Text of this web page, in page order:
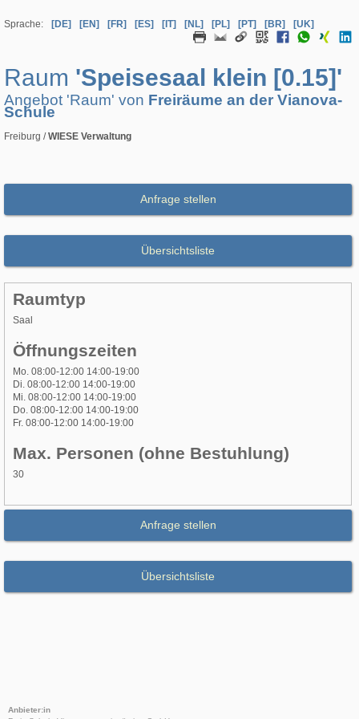
Sprache: [DE] [EN] [FR] [ES] [IT] [NL] [PL] [PT] [BR] [UK]
Raum 'Speisesaal klein [0.15]'
Angebot 'Raum' von Freiräume an der Vianova-
Schule
Freiburg /WIESE Verwaltung
Anfrage stellen
Übersichtsliste
Raumtyp
Saal
Öffnungszeiten
Mo. 08:00-12:00 14:00-19:00
Di. 08:00-12:00 14:00-19:00
Mi. 08:00-12:00 14:00-19:00
Do. 08:00-12:00 14:00-19:00
Fr. 08:00-12:00 14:00-19:00
Max. Personen (ohne Bestuhlung)
30
Anfrage stellen
Übersichtsliste
Anbieter:in